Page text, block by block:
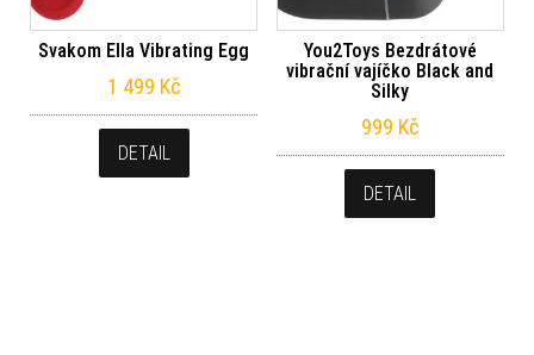
Svakom Ella Vibrating Egg
1 499 Kč
DETAIL
You2Toys Bezdrátové
vibrační vajíčko Black and
Silky
999 Kč
DETAIL